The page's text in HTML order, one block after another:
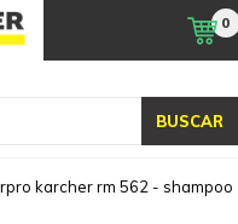
BUSCAR
0
karcher rm 562 - shampoo